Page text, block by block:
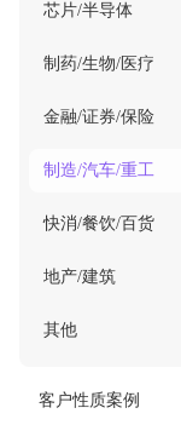
芯片/半导体
制药/生物/医疗
金融/证券/保险
制造/汽车/重工
快消/餐饮/百货
地产/建筑
其他
客户性质案例